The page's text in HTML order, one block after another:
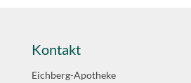
Kontakt
Eichberg-Apotheke